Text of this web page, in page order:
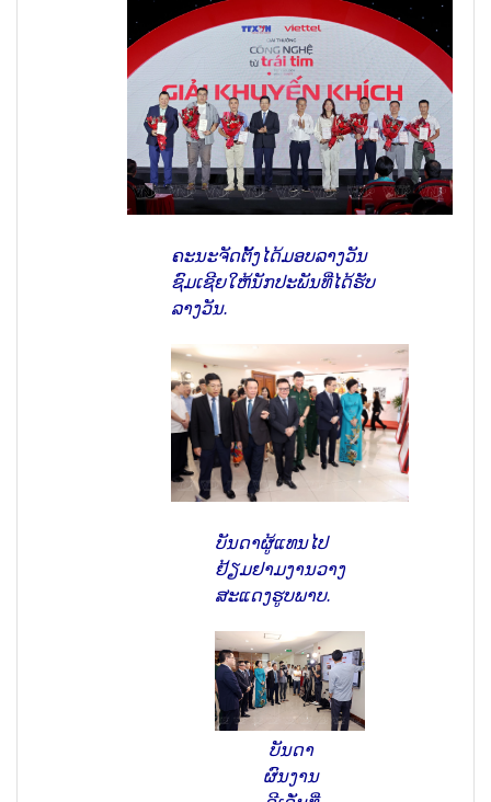
ຄະນະຈັດຕັ້ງໄດ້ມອບລາງວັນ
ຊົມເຊີຍໃຫ້ນັກປະພັນທີ່ໄດ້ຮັບ
ລາງວັນ.
ບັນດາຜູ້ແທນໄປ
ຢ້ຽມຢາມງານວາງ
ສະແດງຮູບພາບ.
ບັນດາ
ຜົນງານ